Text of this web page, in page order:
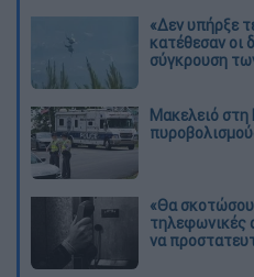
«Δεν υπήρξε
κατέθεσαν οι
σύγκρουση
Μακελειό στη
«Θα
τηλεφωνικές
να